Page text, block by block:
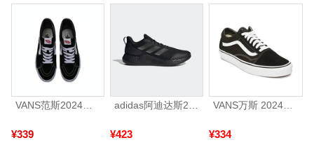
VANS范斯2024中性SK8-HiCL帆布鞋/硫化鞋VN000D5IB8C
¥339 ¥423 ¥334